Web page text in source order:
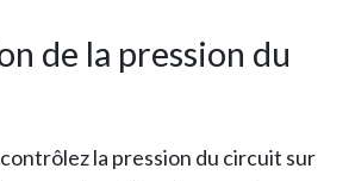
de la pression du
la pression du circuit sur